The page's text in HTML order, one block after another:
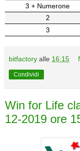
3 + Numerone
2
3
bitfactory alle 16:15
Condividi
Win for Life
12-2019 ore